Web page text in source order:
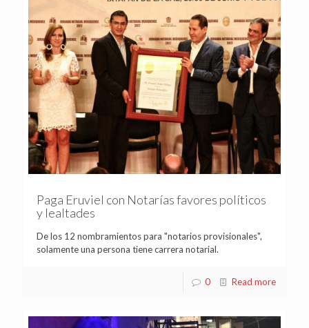
Paga Eruviel con Notarías favores políticos
y lealtades
De los 12 nombramientos para "notarios provisionales",
solamente una persona tiene carrera notarial.
0 Read more